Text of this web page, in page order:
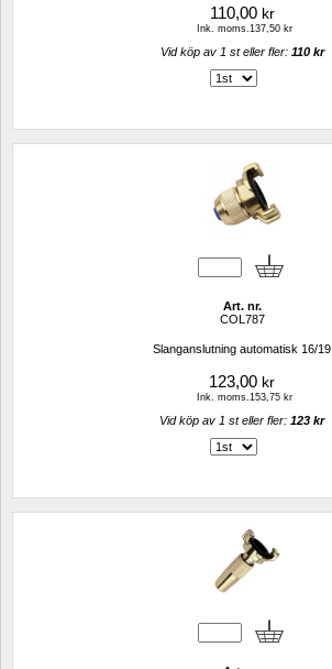
110,00kr
Ink. moms.137,50 kr
Vid köp av 1 st eller fler: 110 kr
Art. nr.
COL787
Slanganslutning automatisk 16/19
123,00 kr
Ink. moms.153,75 kr
Vid köp av 1 st eller fler: 123 kr